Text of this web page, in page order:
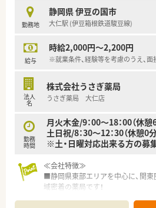
日々の頑張りがしっかりと給与に
【法人特徴について】
り、保険薬局事業のほかにも介護
す。
げると約2000万円の退職金が支給
す。
■専門資格者が監修する納得感の
勤務地
静岡県 伊豆の国市
大仁駅 (伊豆箱根鉄道駿豆線)
給与
時給2,000円～2,200円
※就業条件、経験等を考慮のうえ、面
法人
名
株式会社うさぎ薬局
うさぎ薬局 大仁店
勤務
時間
月火木金/9：00～18：00（休憩
土日祝/8：30～12：30（休憩0分
※土・日曜対応出来る方の募
≪会社特徴≫
■静岡県東部エリアを中心に、関
域密着の薬局です！